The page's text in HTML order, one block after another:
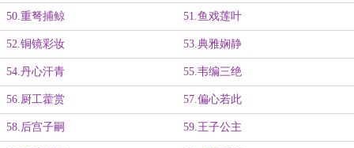
50.重弩捕鲸 51.鱼戏莲叶
52.铜镜彩妆 53.典雅娴静
54.丹心汗青 55.韦编三绝
56.厨工藿赏 57.偏心若此
58.后宫子嗣 59.王子公主